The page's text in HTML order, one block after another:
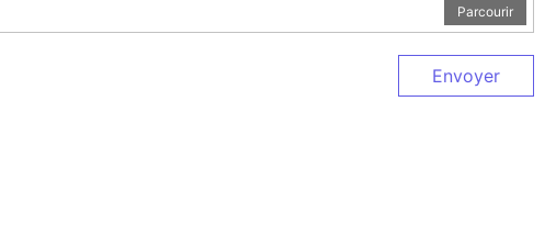
Parcourir
Envoyer